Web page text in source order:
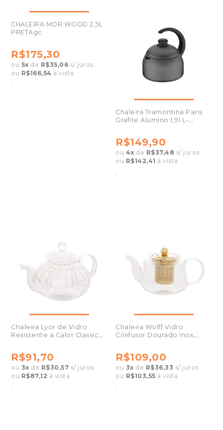
CHALEIRA MOR WOOD 2,5L
PRETAgc
R$175,30
ou 5x de R$35,06 s/ juros
ou R$166,54 à vista
.
Chaleira Tramontina Paris
Grafite Alumino 1,9l L-
R$149,90
ou 4x de R$37,48 s/ juros
ou R$142,41 à vista
Chaleira Lyor de Vidro
Resistente a Calor Classic
R$91,70
ou 3x de R$30,57 s/ juros
ou R$87,12 à vista
Chaleira Wolff Vidro
C/infusor Dourado Inox
R$109,00
ou 3x de R$36,33 s/ juros
ou R$103,55 à vista